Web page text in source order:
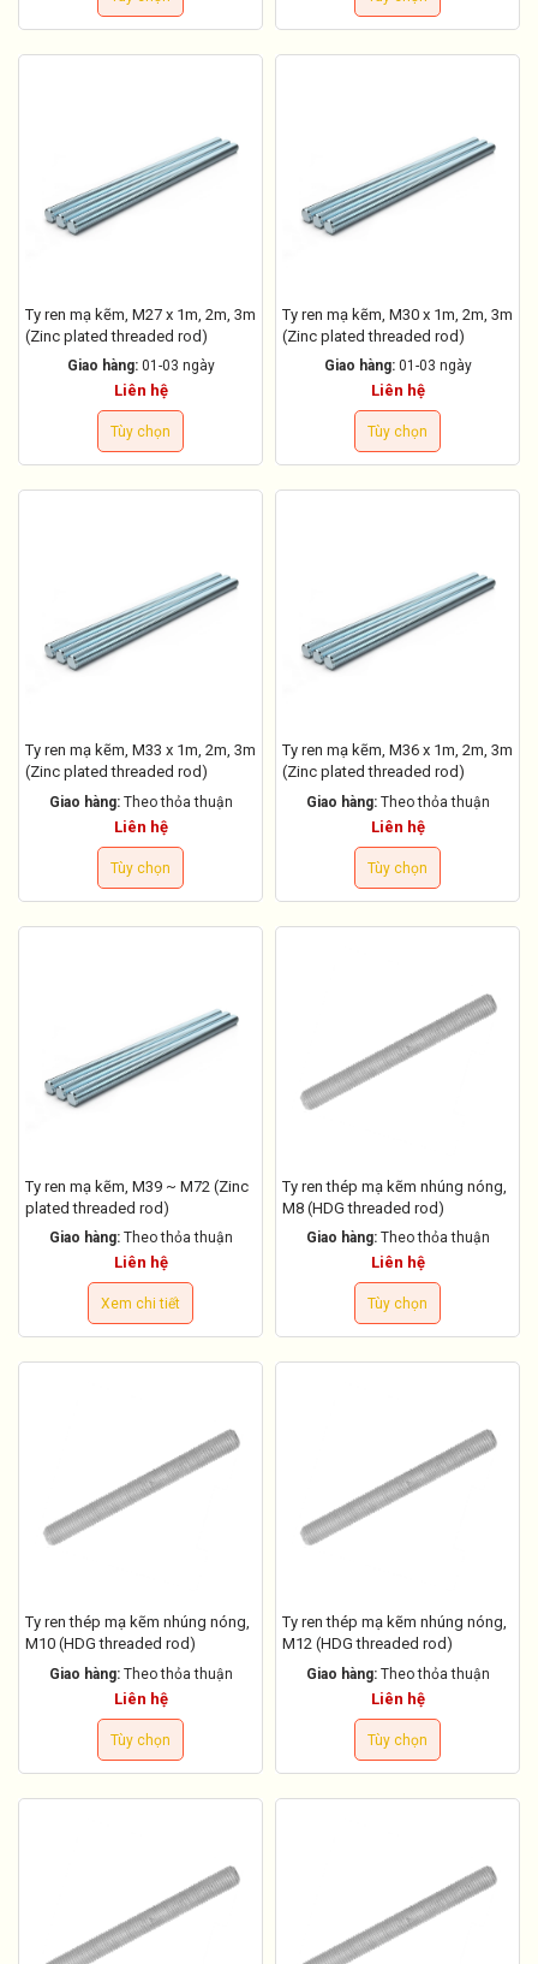
Ty ren mạ kẽm, M27 x 1m, 2m, 3m
(Zinc plated threaded rod)
Giao hàng: 01-03 ngày
Liên hệ
Tùy chọn
Ty ren mạ kẽm, M30 x 1m, 2m, 3m
(Zinc plated threaded rod)
Giao hàng: 01-03 ngày
Liên hệ
Tùy chọn
Ty ren mạ kẽm, M33 x 1m, 2m, 3m
(Zinc plated threaded rod)
Giao hàng: Theo thỏa thuận
Liên hệ
Tùy chọn
Ty ren mạ kẽm, M36 x 1m, 2m, 3m
(Zinc plated threaded rod)
Giao hàng: Theo thỏa thuận
Liên hệ
Tùy chọn
Ty ren mạ kẽm, M39 ~ M72 (Zinc
plated threaded rod)
Giao hàng: Theo thỏa thuận
Liên hệ
Xem chi tiết
Ty ren thép mạ kẽm nhúng nóng,
M8 (HDG threaded rod)
Giao hàng: Theo thỏa thuận
Liên hệ
Tùy chọn
Ty ren thép mạ kẽm nhúng nóng,
M10 (HDG threaded rod)
Giao hàng: Theo thỏa thuận
Liên hệ
Tùy chọn
Ty ren thép mạ kẽm nhúng nóng,
M12 (HDG threaded rod)
Giao hàng: Theo thỏa thuận
Liên hệ
Tùy chọn